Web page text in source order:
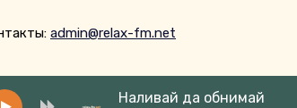
admin@relax-fm.net
Наливай да обнимай